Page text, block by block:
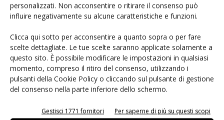
personalizzati. Non acconsentire o ritirare il consenso può
influire negativamente su alcune caratteristiche e funzioni.
Clicca qui sotto per acconsentire a quanto sopra o per fare
scelte dettagliate. Le tue scelte saranno applicate solamente a
questo sito. È possibile modificare le impostazioni in qualsiasi
momento, compreso il ritiro del consenso, utilizzando i
pulsanti della Cookie Policy o cliccando sul pulsante di gestione
del consenso nella parte inferiore dello schermo.
Gestisci 1771 fornitori Per saperne di più su questi scopi
Da Kyocera Avx nuovi connettori